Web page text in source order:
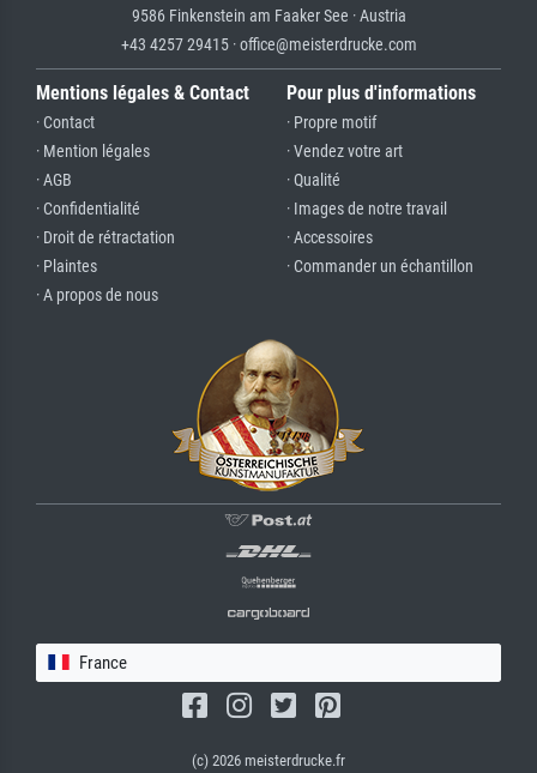
9586 Finkenstein am Faaker See · Austria
+43 4257 29415 · office@meisterdrucke.com
Mentions légales & Contact
· Contact
· Mention légales
· AGB
· Confidentialité
· Droit de rétractation
· Plaintes
· A propos de nous
Pour plus d'informations
· Propre motif
· Vendez votre art
· Qualité
· Images de notre travail
· Accessoires
· Commander un échantillon
France
(c) 2026 meisterdrucke.fr